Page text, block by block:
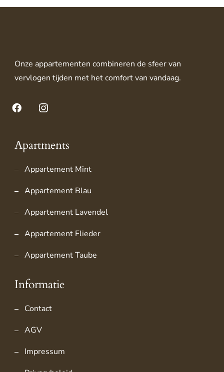
Onze appartementen combineren de sfeer van
vervlogen tijden met het comfort van vandaag.
Facebook
Instagram
Apartments
Appartement Mint
Appartement Blau
Appartement Lavendel
Appartement Flieder
Appartement Taube
Informatie
Contact
AGV
Impressum